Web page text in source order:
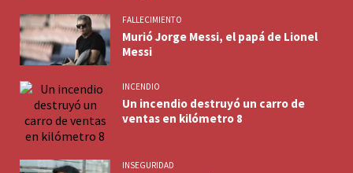
FALLECIMIENTO
Murió Jorge Messi, el papá de Lionel
Messi
INCENDIO
Un incendio destruyó un carro de
ventas en kilómetro 8
INSEGURIDAD